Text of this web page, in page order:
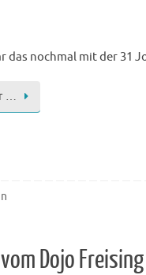
das nochmal mit der 31
…
Dojo Freising